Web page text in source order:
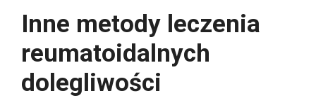
Inne metody leczenia
reumatoidalnych
dolegliwości